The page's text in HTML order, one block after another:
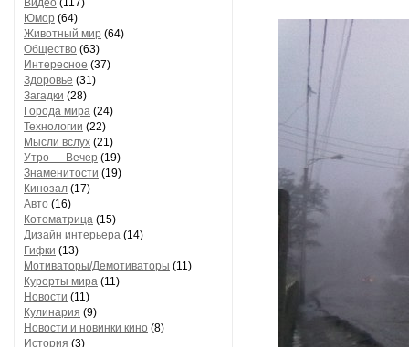
Видео (117)
Юмор (64)
Животный мир (64)
Общество (63)
Интересное (37)
Здоровье (31)
Загадки (28)
Города мира (24)
Технологии (22)
Мысли вслух (21)
Утро — Вечер (19)
Знаменитости (19)
Кинозал (17)
Авто (16)
Котоматрица (15)
Дизайн интерьера (14)
Гифки (13)
Мотиваторы/Демотиваторы (11)
Курорты мира (11)
Новости (11)
Кулинария (9)
Новости и новинки кино (8)
История (3)